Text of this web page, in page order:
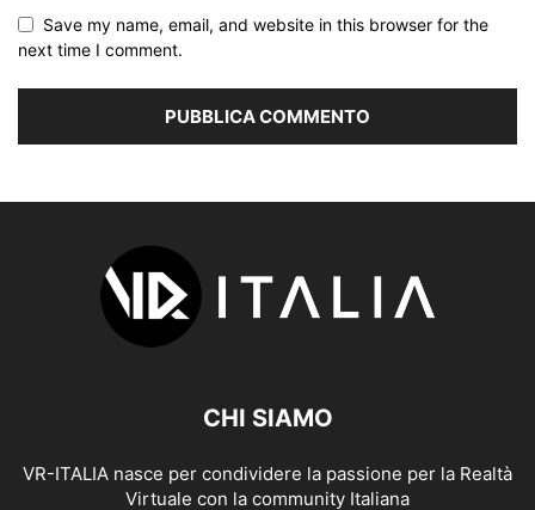
Save my name, email, and website in this browser for the
next time I comment.
CHI SIAMO
VR-ITALIA nasce per condividere la passione per la Realtà
Virtuale con la community Italiana